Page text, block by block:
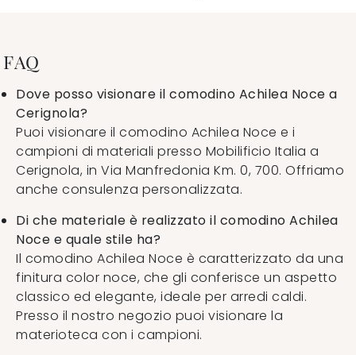
FAQ
Dove posso visionare il comodino Achilea Noce a
Cerignola?
Puoi visionare il comodino Achilea Noce e i
campioni di materiali presso Mobilificio Italia a
Cerignola, in Via Manfredonia Km. 0, 700. Offriamo
anche consulenza personalizzata.
Di che materiale è realizzato il comodino Achilea
Noce e quale stile ha?
Il comodino Achilea Noce è caratterizzato da una
finitura color noce, che gli conferisce un aspetto
classico ed elegante, ideale per arredi caldi.
Presso il nostro negozio puoi visionare la
materioteca con i campioni.